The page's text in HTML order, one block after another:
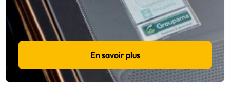
En savoir plus